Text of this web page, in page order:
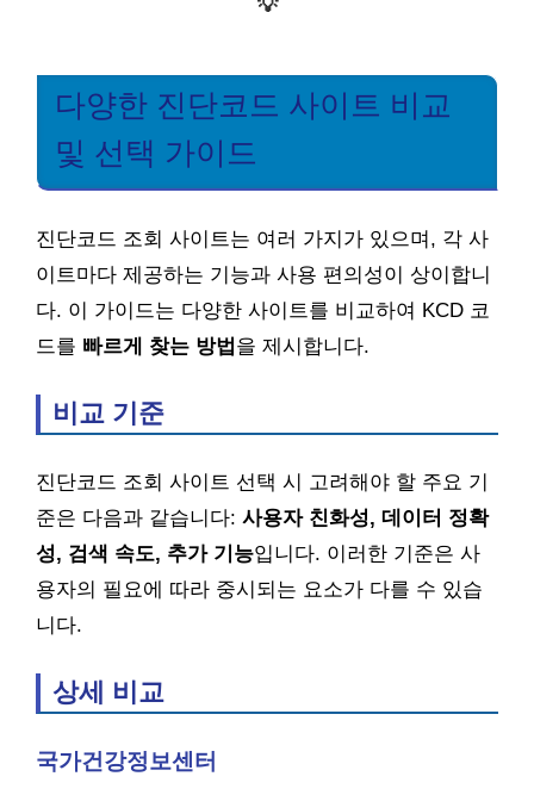
💡
다양한 진단코드 사이트 비교
및 선택 가이드
진단코드 조회 사이트는 여러 가지가 있으며, 각 사
이트마다 제공하는 기능과 사용 편의성이 상이합니
다. 이 가이드는 다양한 사이트를 비교하여 KCD 코
드를 빠르게 찾는 방법 을 제시합니다.
비교 기준
진단코드 조회 사이트 선택 시 고려해야 할 주요 기
준은 다음과 같습니다: 사용자 친화성, 데이터 정확
성, 검색 속도, 추가 기능입니다. 이러한 기준은 사
용자의 필요에 따라 중시되는 요소가 다를 수 있습
니다.
상세 비교
국가건강정보센터